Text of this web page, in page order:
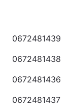
0672481439
0672481438
0672481436
0672481437